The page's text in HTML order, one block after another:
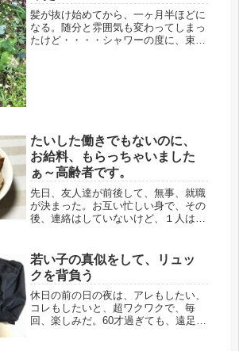
髪が抜け始めてから、一ヶ月半ほどに
なる。随分と雰囲気も変わってしまっ
たけど・・・・シャワーの度に、束に
たいした働きでもないのに、
お給料、もらっちゃいました
ぁ～高齢者です。
先日、友人達が前後して、無事、就職
が決まった。お互い忙しい身で、その
後、連絡はしていないけど、１人は、
ダメ～という割には、在籍は長い。そ
ういう謙虚な性格なんだろう。今回...
若い子の真似をして、リュッ
クを背負う
休日の前の日の夜は、アレもしたい、
コレもしたいと、超ワクワクで、毎
回、楽しみだ。60才過ぎても、遠足前